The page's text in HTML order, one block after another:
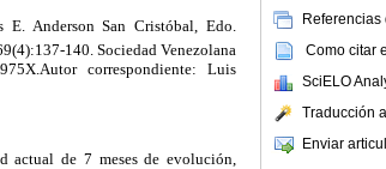
Referencias
Como citar
SciELO
Traducción
Enviar
Anderson San Cristóbal, Edo.
140. Sociedad Venezolana
correspondiente: Luis
actual de 7 meses de evolución,